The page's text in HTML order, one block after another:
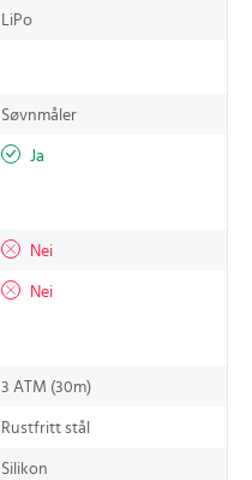
LiPo
Søvnmåler
Ja
Nei
Nei
3 ATM (30m)
Rustfritt stål
Silikon